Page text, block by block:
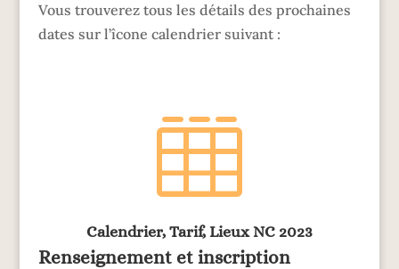
Vous trouverez tous les détails des prochaines
dates sur l’îcone calendrier suivant :

Calendrier, Tarif, Lieux NC 2023
Renseignement et inscription